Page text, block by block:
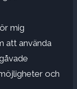
mig
att använda
och